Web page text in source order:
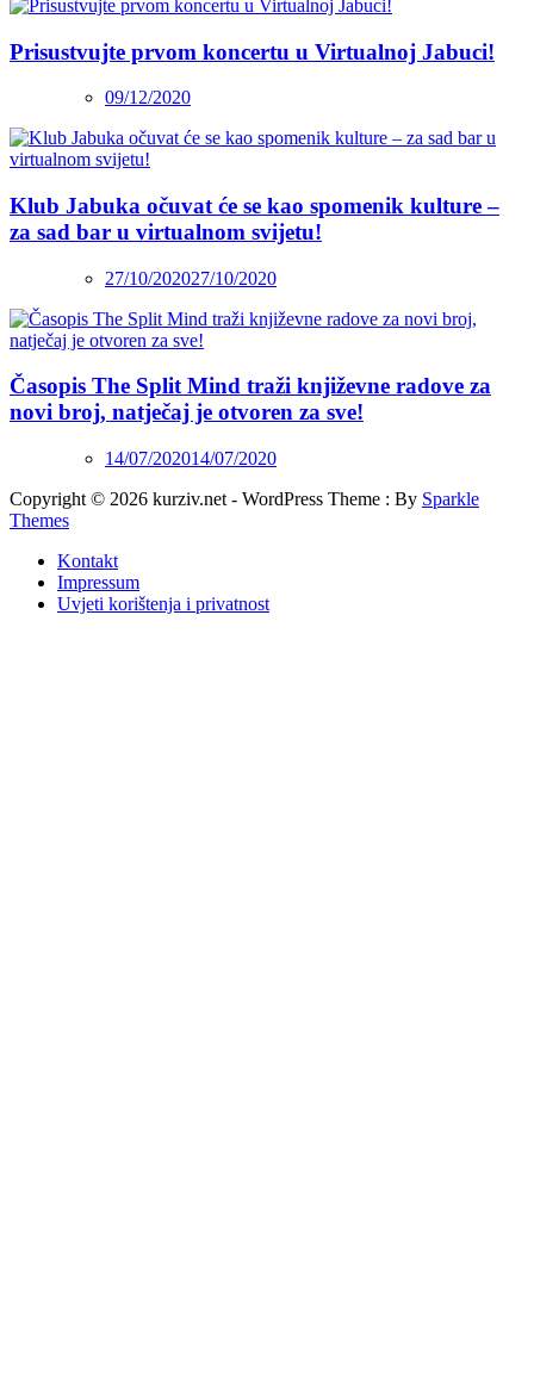
Prisustvujte prvom koncertu u Virtualnoj Jabuci!
09/12/2020
Klub Jabuka očuvat će se kao spomenik kulture –
za sad bar u virtualnom svijetu!
27/10/202027/10/2020
Časopis The Split Mind traži književne radove za
novi broj, natječaj je otvoren za sve!
14/07/202014/07/2020
Copyright © 2026 kurziv.net - WordPress Theme : By Sparkle
Themes
Kontakt
Impressum
Uvjeti korištenja i privatnost